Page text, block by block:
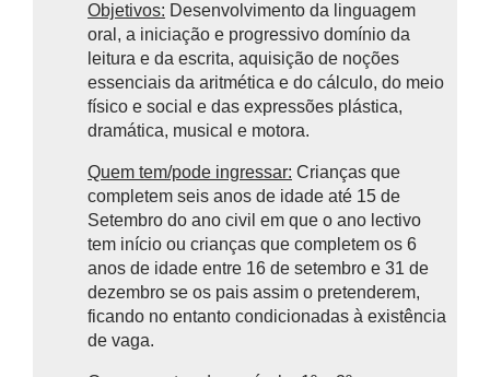
Objetivos: Desenvolvimento da linguagem
oral, a iniciação e progressivo domínio da
leitura e da escrita, aquisição de noções
essenciais da aritmética e do cálculo, do meio
físico e social e das expressões plástica,
dramática, musical e motora.
Quem tem/pode ingressar: Crianças que
completem seis anos de idade até 15 de
Setembro do ano civil em que o ano lectivo
tem início ou crianças que completem os 6
anos de idade entre 16 de setembro e 31 de
dezembro se os pais assim o pretenderem,
ficando no entanto condicionadas à existência
de vaga.